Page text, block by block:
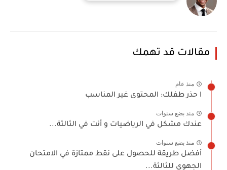
مقالات قد تهمك
منذ عام
ا حذر طفلك: المحتوى غير المناسب
منذ بضع سنوات
عندك مشكل في الرياضيات و أنت في الثالثة...
منذ بضع سنوات
أفضل طريقة للحصول على نقط ممتازة في الامتحان
الجهوي للثالثة...